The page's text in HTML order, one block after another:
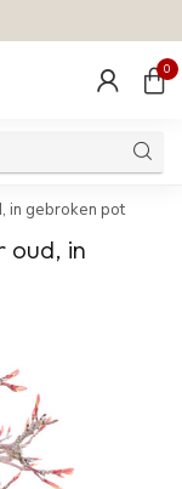
0
in gebroken pot
oud, in